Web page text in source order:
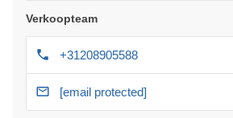
Verkoopteam
+31208905588
[email protected]